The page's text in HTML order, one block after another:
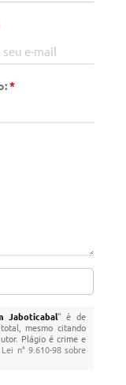
*
Jaboticabal" é de
mesmo citando
Plágio é crime e
Lei n° 9.610-98 sobre